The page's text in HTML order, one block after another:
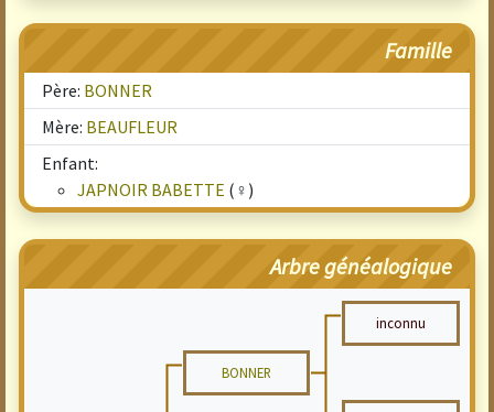
Famille
Père: BONNER
Mère: BEAUFLEUR
Enfant:
JAPNOIR BABETTE (♀)
Arbre généalogique
inconnu
BONNER